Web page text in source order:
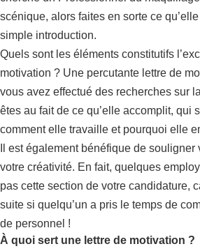
scénique, alors faites en sorte ce
simple introduction.
Quels sont les éléments constitutifs
motivation ? Une percutante lettre de
vous avez effectué des recherches sur
êtes au fait de ce qu’elle accomplit, qui
comment elle travaille et pourquoi elle
Il est également bénéfique de
votre créativité. En fait, quelques
pas cette section de votre candidature,
suite si quelqu’un a pris le temps de
de personnel !
À quoi sert une lettre de motivation ?